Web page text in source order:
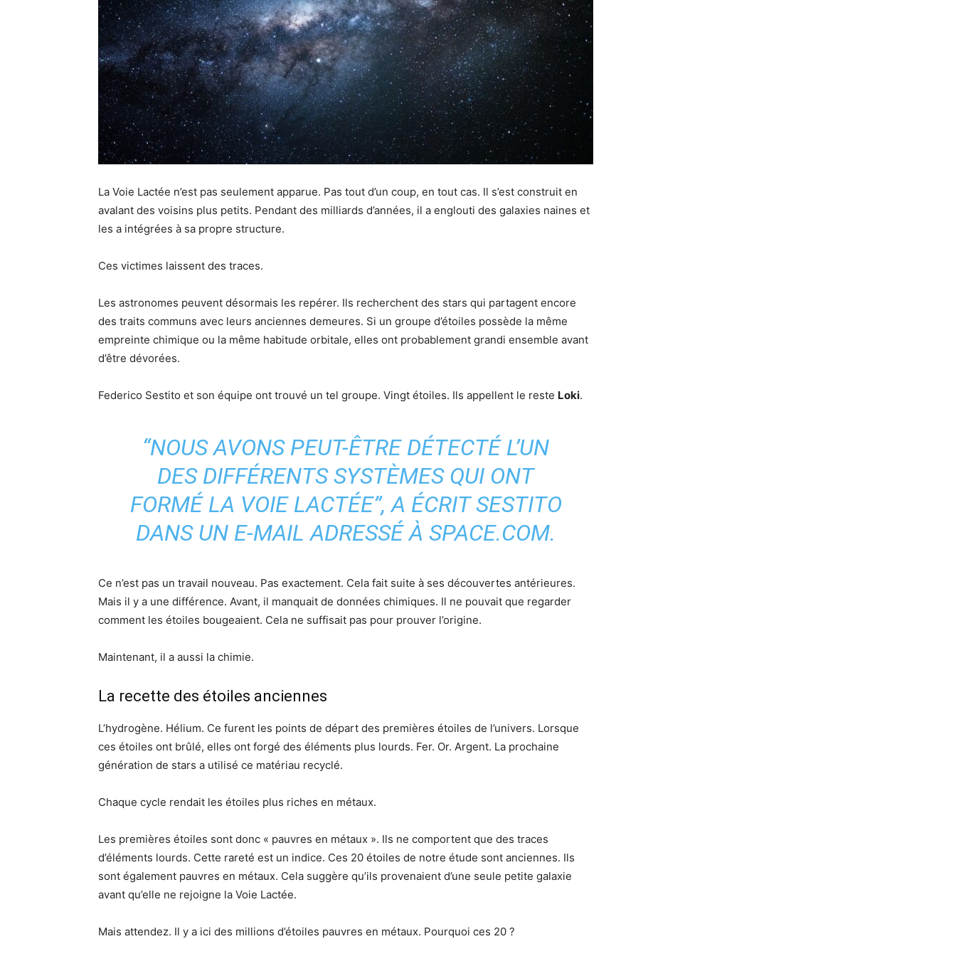
La Voie Lactée n’est pas seulement apparue. Pas tout d’un coup, en tout cas. Il s’est construit en
avalant des voisins plus petits. Pendant des milliards d’années, il a englouti des galaxies naines et
les a intégrées à sa propre structure.
Ces victimes laissent des traces.
Les astronomes peuvent désormais les repérer. Ils recherchent des stars qui partagent encore
des traits communs avec leurs anciennes demeures. Si un groupe d’étoiles possède la même
empreinte chimique ou la même habitude orbitale, elles ont probablement grandi ensemble avant
d’être dévorées.
Federico Sestito et son équipe ont trouvé un tel groupe. Vingt étoiles. Ils appellent le reste Loki.
“NOUS AVONS PEUT-ÊTRE DÉTECTÉ L’UN
DES DIFFÉRENTS SYSTÈMES QUI ONT
FORMÉ LA VOIE LACTÉE”, A ÉCRIT SESTITO
DANS UN E-MAIL ADRESSÉ À SPACE.COM.
Ce n’est pas un travail nouveau. Pas exactement. Cela fait suite à ses découvertes antérieures.
Mais il y a une différence. Avant, il manquait de données chimiques. Il ne pouvait que regarder
comment les étoiles bougeaient. Cela ne suffisait pas pour prouver l’origine.
Maintenant, il a aussi la chimie.
La recette des étoiles anciennes
L’hydrogène. Hélium. Ce furent les points de départ des premières étoiles de l’univers. Lorsque
ces étoiles ont brûlé, elles ont forgé des éléments plus lourds. Fer. Or. Argent. La prochaine
génération de stars a utilisé ce matériau recyclé.
Chaque cycle rendait les étoiles plus riches en métaux.
Les premières étoiles sont donc « pauvres en métaux ». Ils ne comportent que des traces
d’éléments lourds. Cette rareté est un indice. Ces 20 étoiles de notre étude sont anciennes. Ils
sont également pauvres en métaux. Cela suggère qu’ils provenaient d’une seule petite galaxie
avant qu’elle ne rejoigne la Voie Lactée.
Mais attendez. Il y a ici des millions d’étoiles pauvres en métaux. Pourquoi ces 20 ?